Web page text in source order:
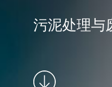
污泥处理与